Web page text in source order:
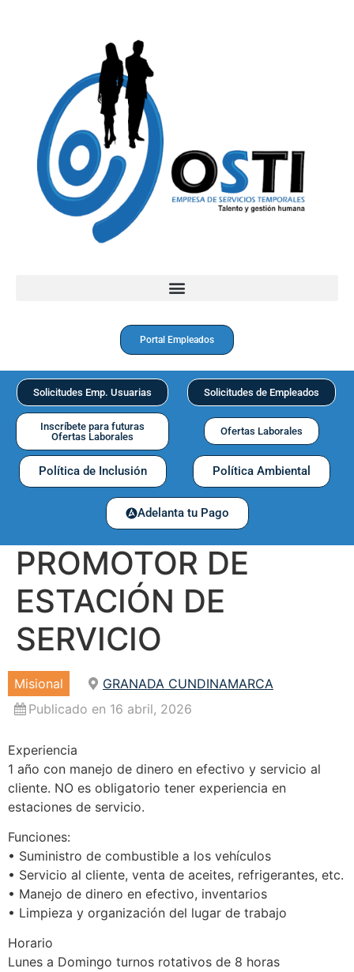
Portal Empleados
Solicitudes Emp. Usuarias Solicitudes de Empleados
Inscríbete para futuras
Ofertas Laborales
Ofertas Laborales
Política de Inclusión Política Ambiental
Adelanta tu Pago
PROMOTOR DE
ESTACIÓN DE
SERVICIO
Misional
GRANADA CUNDINAMARCA
Publicado en 16 abril, 2026
Experiencia
1 año con manejo de dinero en efectivo y servicio al
cliente. NO es obligatorio tener experiencia en
estaciones de servicio.
Funciones:
• Suministro de combustible a los vehículos
• Servicio al cliente, venta de aceites, refrigerantes, etc.
• Manejo de dinero en efectivo, inventarios
• Limpieza y organización del lugar de trabajo
Horario
Lunes a Domingo turnos rotativos de 8 horas